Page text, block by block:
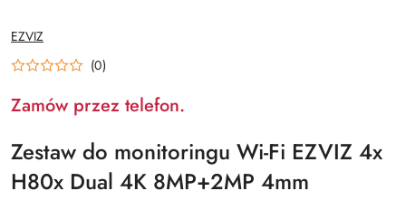
NAZWA
PRODUCENTA:
EZVIZ
(0)
Zamów przez telefon.
Zestaw do monitoringu Wi-Fi EZVIZ 4x
H80x Dual 4K 8MP+2MP 4mm